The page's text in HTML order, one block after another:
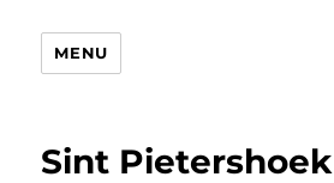
MENU
Sint Pietershoek